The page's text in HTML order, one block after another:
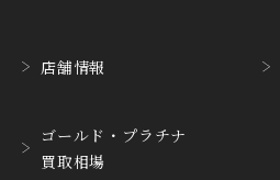
HEINRICH-GEISEN
ハインリッヒ ガイセン
店舗情報
ゴールド・プラチナ
買取相場